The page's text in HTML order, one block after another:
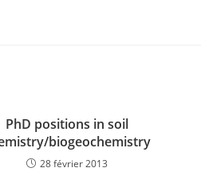
PhD positions in soil
biogeochemistry
28 février 2013